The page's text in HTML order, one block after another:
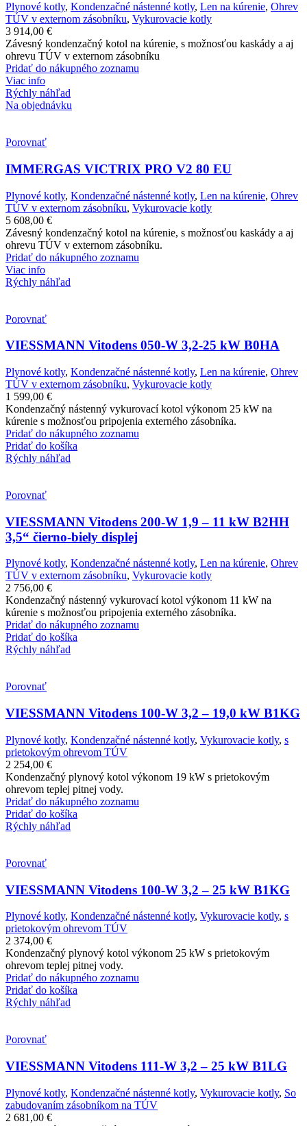
Plynové kotly, Kondenzačné nástenné kotly, Len na kúrenie, Ohrev
TÚV v externom zásobníku, Vykurovacie kotly
3 914,00 €
Závesný kondenzačný kotol na kúrenie, s možnosťou kaskády a aj
ohrevu TÚV v externom zásobníku
Pridať do nákupného zoznamu
Viac info
Rýchly náhľad
Na objednávku
Porovnať
IMMERGAS VICTRIX PRO V2 80 EU
Plynové kotly, Kondenzačné nástenné kotly, Len na kúrenie, Ohrev
TÚV v externom zásobníku, Vykurovacie kotly
5 608,00 €
Závesný kondenzačný kotol na kúrenie, s možnosťou kaskády a aj
ohrevu TÚV v externom zásobníku.
Pridať do nákupného zoznamu
Viac info
Rýchly náhľad
Porovnať
VIESSMANN Vitodens 050-W 3,2-25 kW B0HA
Plynové kotly, Kondenzačné nástenné kotly, Len na kúrenie, Ohrev
TÚV v externom zásobníku, Vykurovacie kotly
1 599,00 €
Kondenzačný nástenný vykurovací kotol výkonom 25 kW na
kúrenie s možnosťou pripojenia externého zásobníka.
Pridať do nákupného zoznamu
Pridať do košíka
Rýchly náhľad
Porovnať
VIESSMANN Vitodens 200-W 1,9 – 11 kW B2HH
3,5“ čierno-biely displej
Plynové kotly, Kondenzačné nástenné kotly, Len na kúrenie, Ohrev
TÚV v externom zásobníku, Vykurovacie kotly
2 756,00 €
Kondenzačný nástenný vykurovací kotol výkonom 11 kW na
kúrenie s možnosťou pripojenia externého zásobníka.
Pridať do nákupného zoznamu
Pridať do košíka
Rýchly náhľad
Porovnať
VIESSMANN Vitodens 100-W 3,2 – 19,0 kW B1KG
Plynové kotly, Kondenzačné nástenné kotly, Vykurovacie kotly, s
prietokovým ohrevom TÚV
2 254,00 €
Kondenzačný plynový kotol výkonom 19 kW s prietokovým
ohrevom teplej pitnej vody.
Pridať do nákupného zoznamu
Pridať do košíka
Rýchly náhľad
Porovnať
VIESSMANN Vitodens 100-W 3,2 – 25 kW B1KG
Plynové kotly, Kondenzačné nástenné kotly, Vykurovacie kotly, s
prietokovým ohrevom TÚV
2 374,00 €
Kondenzačný plynový kotol výkonom 25 kW s prietokovým
ohrevom teplej pitnej vody.
Pridať do nákupného zoznamu
Pridať do košíka
Rýchly náhľad
Porovnať
VIESSMANN Vitodens 111-W 3,2 – 25 kW B1LG
Plynové kotly, Kondenzačné nástenné kotly, Vykurovacie kotly, So
zabudovaním zásobníkom na TÚV
2 681,00 €